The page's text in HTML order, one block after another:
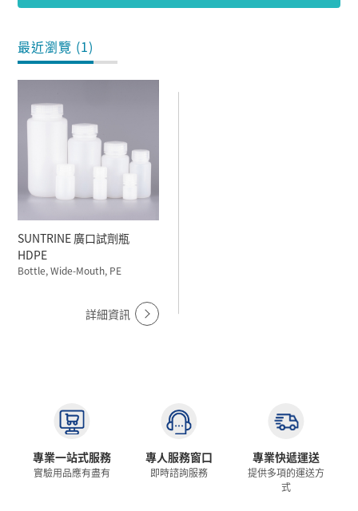
最近瀏覽 (1)
SUNTRINE 廣口試劑瓶
HDPE
Bottle, Wide-Mouth, PE
詳細資訊
專業一站式服務
實驗用品應有盡有
專人服務窗口
即時諮詢服務
專業快遞運送
提供多項的運送方
式